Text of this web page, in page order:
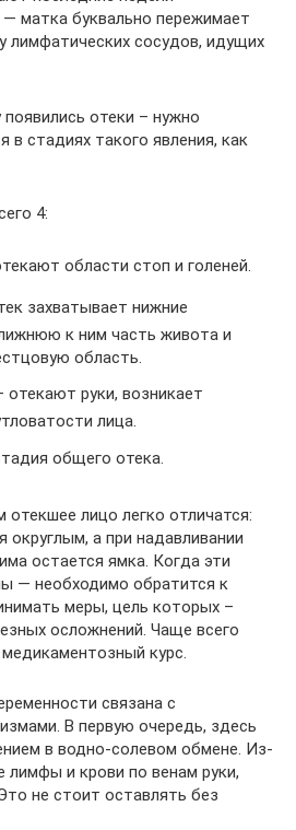
матка буквально пережимает
лимфатических сосудов, идущих
отеки – нужно
в стадиях такого явления, как
4:
области стоп и голеней.
захватывает нижние
к ним часть живота и
область.
отекают руки, возникает
лица.
общего отека.
лицо легко отличатся:
округлым, а при надавливании
остается ямка. Когда эти
— необходимо обратится к
меры, цель которых –
осложнений. Чаще всего
курс.
связана с
В первую очередь, здесь
в водно-солевом обмене. Из-
лимфы и крови по венам руки,
не стоит оставлять без